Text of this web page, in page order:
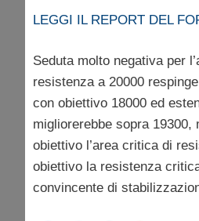
LEGGI IL REPORT DEL
Seduta molto negativa per
resistenza a 20000
con obiettivo 18000 ed
migliorerebbe sopra
obiettivo l’area critica di
obiettivo la resistenza
convincente di